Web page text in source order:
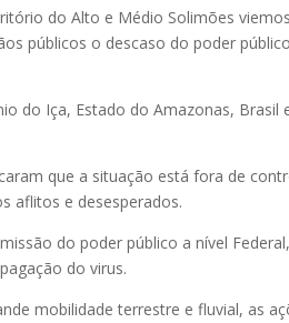
do Alto e Médio Solimões
públicos o descaso do poder
do Iça, Estado do Amazonas, Brasil
que a situação está fora de
aflitos e desesperados.
do poder público a nível
do virus.
mobilidade terrestre e fluvial, as